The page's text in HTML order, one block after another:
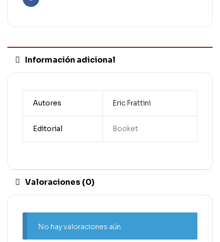
Facebook
Información adicional
Autores Eric Frattini
Editorial Booket
Valoraciones (0)
No hay valoraciones aún.